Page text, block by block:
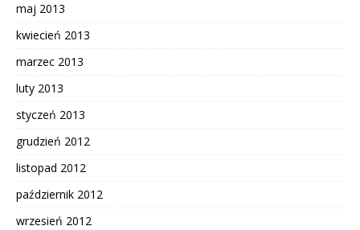
maj 2013
kwiecień 2013
marzec 2013
luty 2013
styczeń 2013
grudzień 2012
listopad 2012
październik 2012
wrzesień 2012